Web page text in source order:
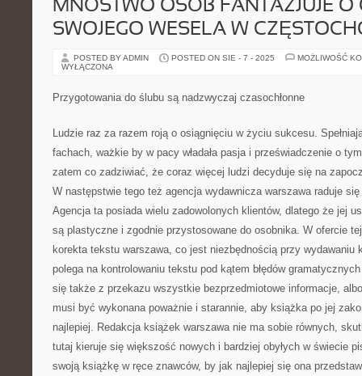
MNÓSTWO OSÓB FANTAZJUJE O
SWOJEGO WESELA W
POSTED BY ADMIN POSTED ON SIE - 7 - 2025
MOŻLIWOŚĆ
WYŁĄCZONA
Przygotowania do ślubu są nadzwyczaj czasochłonne
Ludzie raz za razem roją o osiągnięciu w życiu sukcesu.
fachach, ważkie by w pacy władała pasja i przeświadczenie o
zatem co zadziwiać, że coraz więcej ludzi decyduje się na
W następstwie tego też agencja wydawnicza warszawa raduje się
Agencja ta posiada wielu zadowolonych klientów, dlatego że jej
są plastyczne i zgodnie przystosowane do osobnika. W ofercie
korekta tekstu warszawa, co jest niezbędnością przy wydawaniu
polega na kontrolowaniu tekstu pod kątem błędów
się także z przekazu wszystkie bezprzedmiotowe informacje,
musi być wykonana poważnie i starannie, aby książka po jej
najlepiej. Redakcja książek warszawa nie ma sobie równych,
tutaj kieruje się większość nowych i bardziej obyłych w świecie
swoją książkę w ręce znawców, by jak najlepiej się ona